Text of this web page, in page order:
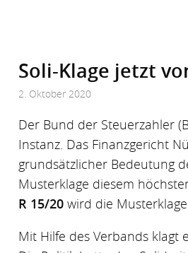
Soli-Klage jetzt
2. Oktober 2020
Der Bund der Steuerzahler
Instanz. Das Finanzgericht
grundsätzlicher Bedeutung
Musterklage diesem
R 15/20 wird die
Mit Hilfe des Verbands klagt